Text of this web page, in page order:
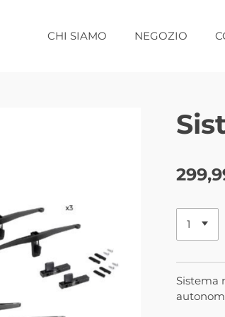
CHI SIAMO NEGOZIO
Sistema